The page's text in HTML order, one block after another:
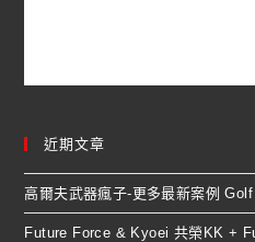
近期文章
高爾夫武器瘋子-更多最新案例
Future Force & Kyoei 共榮KK +